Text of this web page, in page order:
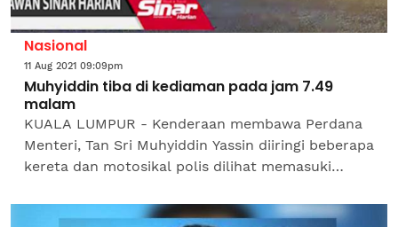
Nasional
11 Aug 2021 09:09pm
Muhyiddin tiba di kediaman pada jam 7.49
malam
KUALA LUMPUR - Kenderaan membawa Perdana
Menteri, Tan Sri Muhyiddin Yassin diiringi beberapa
kereta dan motosikal polis dilihat memasuki
jam 7.49 malam...